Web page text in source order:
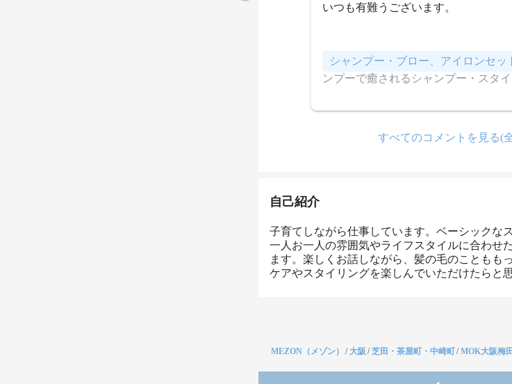
いつも有難うございます。
シャンプー・ブロー、アイロンセッ
ンプーで癒されるシャンプー・スタ
すべてのコメントを見る(
自己紹介
子育てしながら仕事しています。ベーシックな
一人お一人の雰囲気やライフスタイルに合わせ
ます。楽しくお話しながら、髪の毛のこともも
ケアやスタイリングを楽しんでいただけたらと
MEZON（メゾン） /大阪 /芝田・茶屋町・中崎町/MOK大阪梅